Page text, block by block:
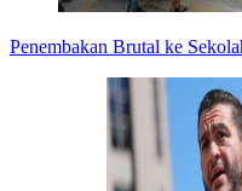
Penembakan Brutal ke